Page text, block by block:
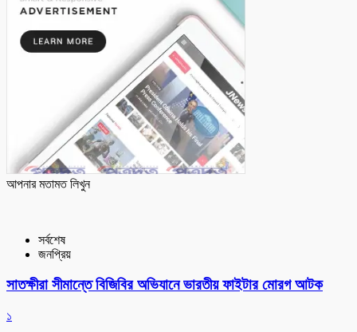
আপনার মতামত লিখুন
সর্বশেষ
জনপ্রিয়
সাতক্ষীরা সীমান্তে বিজিবির অভিযানে ভারতীয় ফাইটার মোরগ আটক
১